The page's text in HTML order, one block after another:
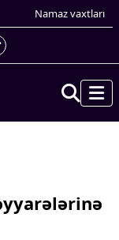
Namaz vaxtları